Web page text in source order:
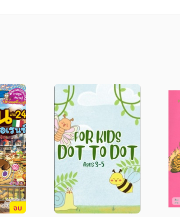
จบ